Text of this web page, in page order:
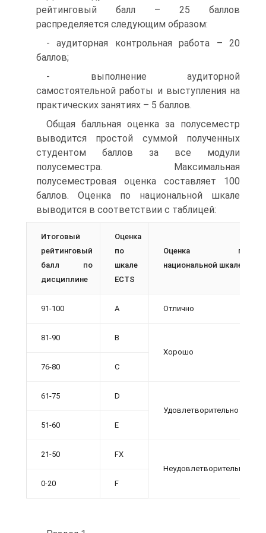
рейтинговый балл – 25 баллов
распределяется следующим образом:
- аудиторная контрольная работа – 20
баллов;
- выполнение аудиторной
самостоятельной работы и выступления на
практических занятиях – 5 баллов.
Общая балльная оценка за полусеместр
выводится простой суммой полученных
студентом баллов за все модули
полусеместра. Максимальная
полусеместровая оценка составляет 100
баллов. Оценка по национальной шкале
выводится в соответствии с таблицей:
Итоговый
рейтинговый
балл по
дисциплине
Оценка
по
шкале
ECTS
Оценка по
национальной шкале
91-100 A Отлично
81-90
B
Хорошо
76-80
C
61-75
D
Удовлетворительно
51-60
E
21-50
FX
Неудовлетворительно
0-20
F